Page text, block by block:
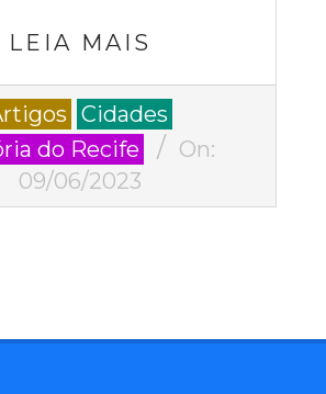
LEIA MAIS
Cidades
do Recife
On:
09/06/2023